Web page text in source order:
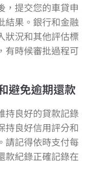
，提交您的車貸申
結果。銀行和金融
狀況和其他評估標
有時候審批過程可
避免逾期還款
持良好的貸款記錄
持良好信用評分和
請記得依時支付每
款紀錄正確記錄在